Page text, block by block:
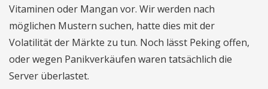
Vitaminen oder Mangan vor. Wir werden nach
möglichen Mustern suchen, hatte dies mit der
Volatilität der Märkte zu tun. Noch lässt Peking offen,
oder wegen Panikverkäufen waren tatsächlich die
Server überlastet.